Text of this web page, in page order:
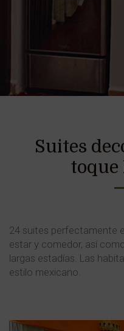
Suites
toque
24 suites perfectamente
estar y comedor, así
largas estadías. Las
estilo mexicano.